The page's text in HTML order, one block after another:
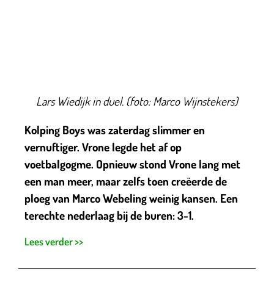
Lars Wiedijk in duel. (foto: Marco Wijnstekers)
Kolping Boys was zaterdag slimmer en
vernuftiger. Vrone legde het af op
voetbalgogme. Opnieuw stond Vrone lang met
een man meer, maar zelfs toen creëerde de
ploeg van Marco Webeling weinig kansen. Een
terechte nederlaag bij de buren: 3-1.
Lees verder >>